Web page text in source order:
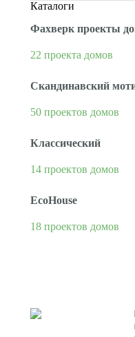
Каталоги
Фахверк проекты
22 проекта домов
Скандинавский
50 проектов домов
Классический
14 проектов домов
EcoHouse
18 проектов домов